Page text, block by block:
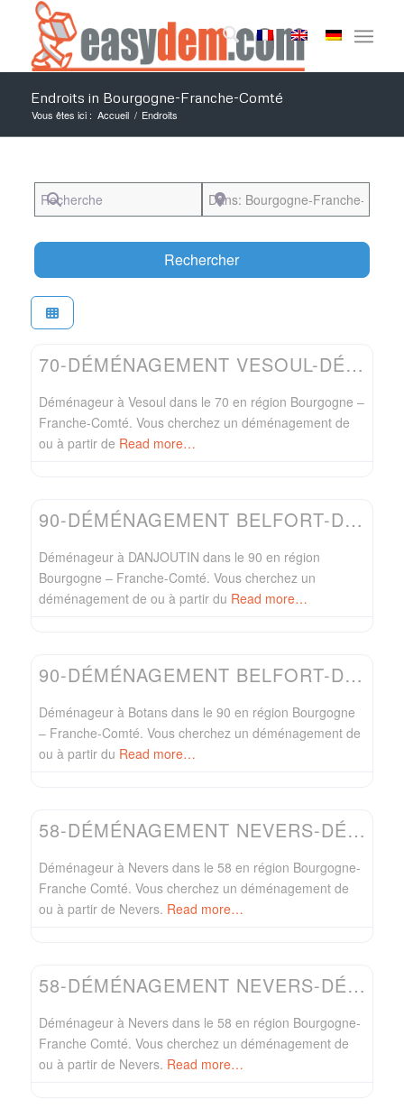
Endroits in Bourgogne-Franche-Comté
Vous êtes ici : Accueil / Endroits
Recherche Près de
RechercherSearch
Easydem
70-DÉMÉNAGEMENT VESOUL-DÉMÉNAGEUR JPL SERVICES
Déménageur à Vesoul dans le 70 en région Bourgogne –
Franche-Comté. Vous cherchez un déménagement de
ou à partir de Read more…
90-DÉMÉNAGEMENT BELFORT-DÉMÉNAGEUR NOROT
Déménageur à DANJOUTIN dans le 90 en région
Bourgogne – Franche-Comté. Vous cherchez un
déménagement de ou à partir du Read more…
90-DÉMÉNAGEMENT BELFORT-DÉMÉNAGEUR DE BONI
Déménageur à Botans dans le 90 en région Bourgogne
– Franche-Comté. Vous cherchez un déménagement de
ou à partir du Read more…
58-DÉMÉNAGEMENT NEVERS-DÉMÉNAGEUR TESSIOT
Déménageur à Nevers dans le 58 en région Bourgogne-
Franche Comté. Vous cherchez un déménagement de
ou à partir de Nevers. Read more…
58-DÉMÉNAGEMENT NEVERS-DÉMÉNAGEUR DEMELOC
Déménageur à Nevers dans le 58 en région Bourgogne-
Franche Comté. Vous cherchez un déménagement de
ou à partir de Nevers. Read more…